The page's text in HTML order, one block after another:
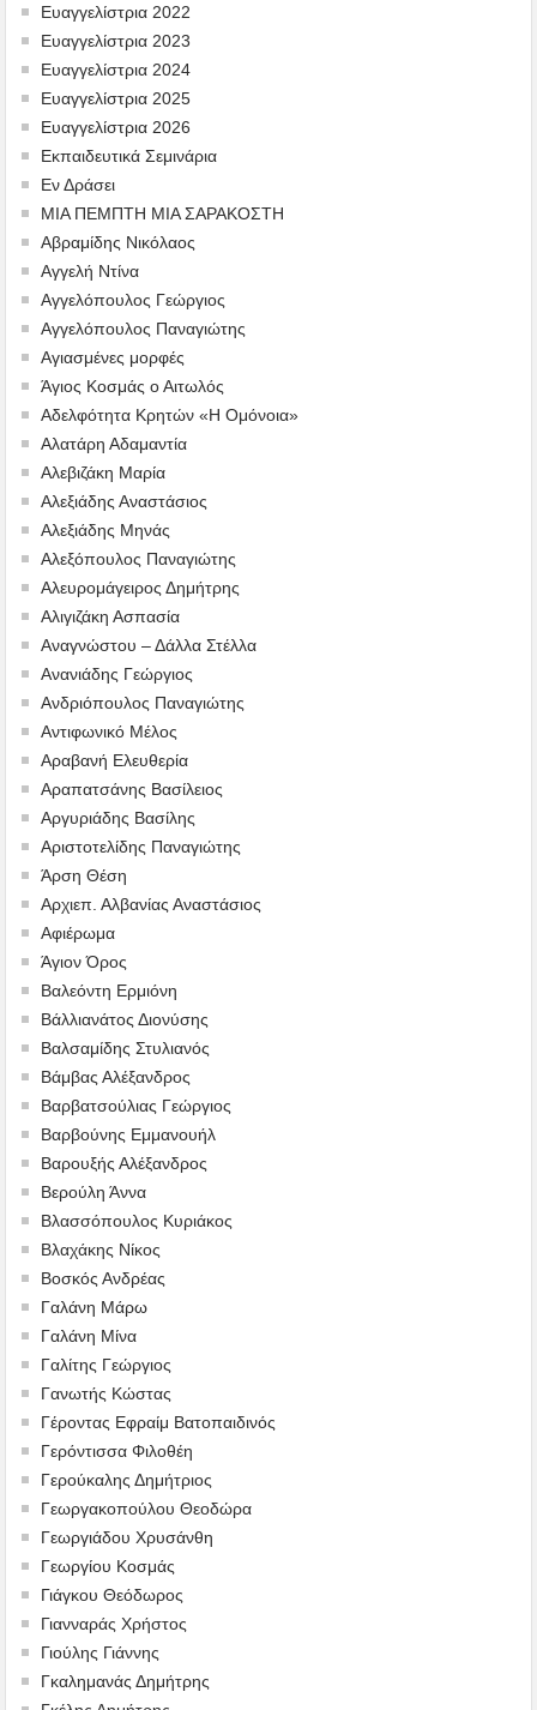
Ευαγγελίστρια 2022
Ευαγγελίστρια 2023
Ευαγγελίστρια 2024
Ευαγγελίστρια 2025
Ευαγγελίστρια 2026
Εκπαιδευτικά Σεμινάρια
Εν Δράσει
ΜΙΑ ΠΕΜΠΤΗ ΜΙΑ ΣΑΡΑΚΟΣΤΗ
Αβραμίδης Νικόλαος
Αγγελή Ντίνα
Αγγελόπουλος Γεώργιος
Αγγελόπουλος Παναγιώτης
Αγιασμένες μορφές
Άγιος Κοσμάς ο Αιτωλός
Αδελφότητα Κρητών «Η Ομόνοια»
Αλατάρη Αδαμαντία
Αλεβιζάκη Μαρία
Αλεξιάδης Αναστάσιος
Αλεξιάδης Μηνάς
Αλεξόπουλος Παναγιώτης
Αλευρομάγειρος Δημήτρης
Αλιγιζάκη Ασπασία
Αναγνώστου – Δάλλα Στέλλα
Ανανιάδης Γεώργιος
Ανδριόπουλος Παναγιώτης
Αντιφωνικό Μέλος
Αραβανή Ελευθερία
Αραπατσάνης Βασίλειος
Αργυριάδης Βασίλης
Αριστοτελίδης Παναγιώτης
Άρση Θέση
Αρχιεπ. Αλβανίας Αναστάσιος
Αφιέρωμα
Άγιον Όρος
Βαλεόντη Ερμιόνη
Βάλλιανάτος Διονύσης
Βαλσαμίδης Στυλιανός
Βάμβας Αλέξανδρος
Βαρβατσούλιας Γεώργιος
Βαρβούνης Εμμανουήλ
Βαρουξής Αλέξανδρος
Βερούλη Άννα
Βλασσόπουλος Κυριάκος
Βλαχάκης Νίκος
Βοσκός Ανδρέας
Γαλάνη Μάρω
Γαλάνη Μίνα
Γαλίτης Γεώργιος
Γανωτής Κώστας
Γέροντας Εφραίμ Βατοπαιδινός
Γερόντισσα Φιλοθέη
Γερούκαλης Δημήτριος
Γεωργακοπούλου Θεοδώρα
Γεωργιάδου Χρυσάνθη
Γεωργίου Κοσμάς
Γιάγκου Θεόδωρος
Γιανναράς Χρήστος
Γιούλης Γιάννης
Γκαλημανάς Δημήτρης